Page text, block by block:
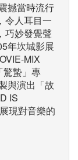
撼當時流行
令人耳目一
巧妙發覺聲
年坎城影展
MIX
驚蟄」專
與演出「故
IS
現對音樂的